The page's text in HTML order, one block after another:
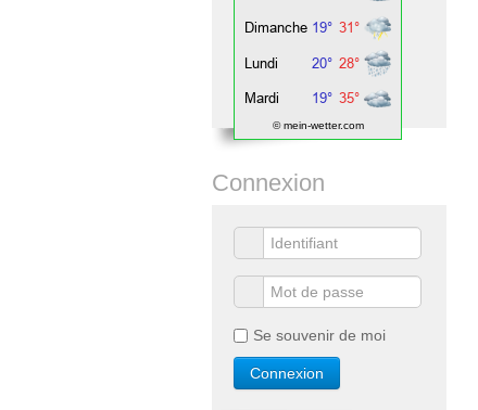
© mein-wetter.com
Connexion
Se souvenir de moi